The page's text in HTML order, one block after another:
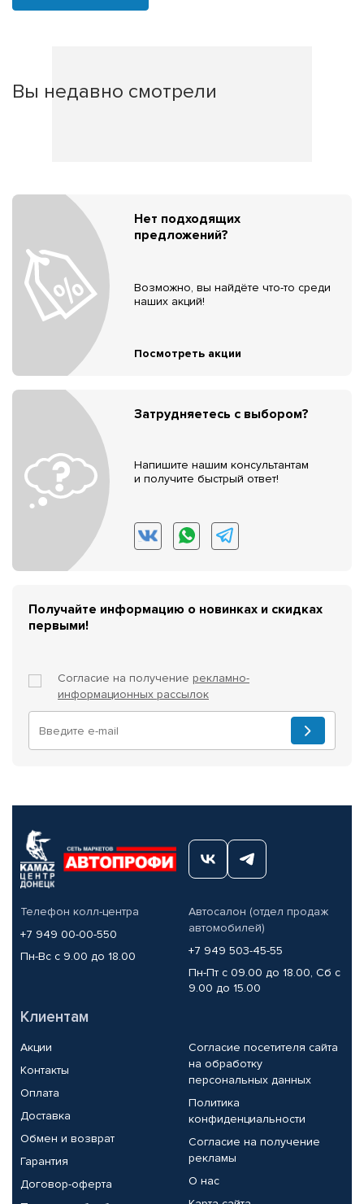
Вы недавно смотрели
Нет подходящих
предложений?
Возможно, вы найдёте что-то среди
наших акций!
Посмотреть акции
Затрудняетесь с выбором?
Напишите нашим консультантам
и получите быстрый ответ!
Получайте информацию о новинках и скидках
первыми!
Согласие на получение рекламно-
информационных рассылок
Телефон колл-центра
+7 949 00-00-550
Пн-Вс с 9.00 до 18.00
Автосалон (отдел продаж
автомобилей)
+7 949 503-45-55
Пн-Пт с 09.00 до 18.00, Сб с
9.00 до 15.00
Клиентам
Акции
Контакты
Оплата
Доставка
Обмен и возврат
Гарантия
Договор-оферта
Согласие посетителя сайта
на обработку
персональных данных
Политика
конфиденциальности
Согласие на получение
рекламы
О нас